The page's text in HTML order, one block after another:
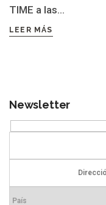
TIME a las...
LEER MÁS
Newsletter